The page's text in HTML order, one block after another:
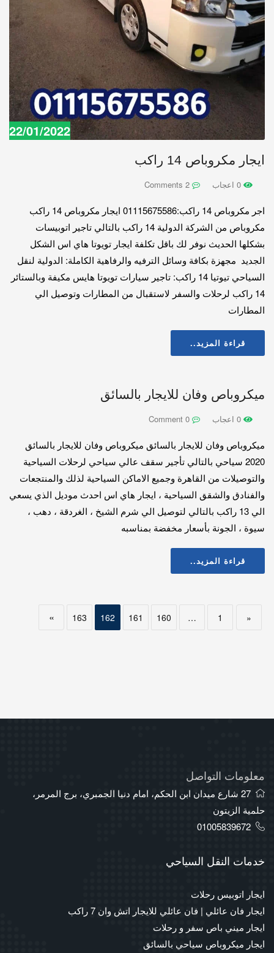
22/01/2022
ايجار مكروباص 14 راكب
اجر مكروباص 14 راكب:01115675586 ايجار مكروباص 14 راكب
مكروباص من الشركة الدولية 14 راكب بالتالي تاجير اتوبيسات
بشكلها الحديث نوفر لك باقل تكلفة ايجار تويوتا هاي اس الشكل
الجديد مجهزة بكافة وسائل الترفيه والرفاهية الكاملة: الدولية لنقل
السياحي تيوتيا 14 راكب: تاجير سيارات تويوتا هايس مكيفة وبالستائر
14 راكب لرحلات والسفر لاستقبال من المطارات وتوصيل الي
المطارات
قراءة المزيد..
ميكروباص وفان للايجار بالسائق
ميكروباص وفان للايجار بالسائق ميكروباص وفان للايجار بالسائق
2020 سياحي بالتالي تأجير سقف عالي سياحي لرحلات السياحية
والتوصيلات من القاهرة وجميع الاماكن السياحية لذلك والمنتجعات
والفنادق والشقق السياحية ، ايجار هاي اس احدث موديل الذي يسعي
الي 13 راكب بالتالي لتوصيل الي شرم الشيخ ، الغردقة ، دهب ،
سيوة ، الجونة بأسعار مخفضة بمناسبه
قراءة المزيد..
«
1
…
160
161
162
163
»
معلومات التواصل
27 شارع ميدان ابن الحكم، امام دنيا الجمبري، برج المرمر،
حلمية الزيتون
01005839672
خدمات النقل السياحي
ايجار اتوبيس رحلات
ايجار فان عائلي | فان عائلي للايجار اتش وان 7 راكب
ايجار ميني باص سفر و رحلات
ايجار ميكروباص سياحي بالسائق